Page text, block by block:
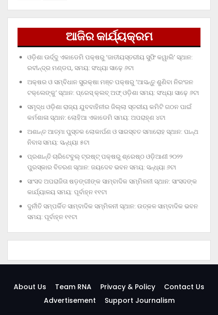
ଆଜିର କାର୍ଯ୍ୟକ୍ରମ
ଓଡ଼ିଶା ଊର୍ଦ୍ଦୁ ଏକାଡେମି ପକ୍ଷରୁ ‘ଜାତୀୟସ୍ତରୀୟ ସୁଫି କୱାଲି’ ସ୍ଥାନ:
ରବୀନ୍ଦ୍ର ମଣ୍ଡପ, ସମୟ: ସଂଧ୍ୟା ସାଢ଼େ ୬ଟା
ଅକ୍ଷର ଓ ସମ୍ବିଧାନ ସୁରକ୍ଷା ମଞ୍ଚ ପକ୍ଷରୁ ‘ଆସନ୍ତୁ ଶୁଣିବା ନିରଂଜନ
ଟକ୍‌ଲେଙ୍କୁ’ ସ୍ଥାନ: ପ୍ରେସ୍‌ କ୍ଲବ୍‌ ଅଫ୍‌ ଓଡ଼ିଶା ସମୟ: ସଂଧ୍ୟା ସାଢ଼େ ୬ଟା
ସମୃଦ୍ଧ ଓଡ଼ିଶା ରାଜ୍ୟ ଯୁବବାହିନୀର ଜିଲ୍ଲା ସ୍ତରୀୟ କମିଟି ଗଠନ ପାଇଁ
କର୍ମଶାଳା ସ୍ଥାନ: ଲୋହିଆ ଏକାଡେମି ସମୟ: ଅପରାହ୍‌ଣ ୪ଟା
ଅଶାନ୍ତ ଆତ୍ମା ପୁସ୍ତକ ଲୋକାର୍ପଣ ଓ ସାରସ୍ବତ ସମାରୋହ ସ୍ଥାନ: ପାନ୍ଥ
ନିବାସ ସମୟ: ସନ୍ଧ୍ୟା ୫ଟା
ପ୍ରଶାନ୍ତି ଚାରିଟେବୁଲ୍‌ ଟ୍ରଷ୍ଟ୍‌ ପକ୍ଷରୁ ଶ୍ରେଷ୍ଠ ଓଡ଼ିଆଣୀ ୨୦୨୨
ପୁରସ୍କାର ବିତରଣ ସ୍ଥାନ: ଜୟଦେବ ଭବନ ସମୟ: ସନ୍ଧ୍ୟା ୬ଟା
ସାଂସଦ ଅପରାଜିତା ଷଡ଼ଙ୍ଗୀଙ୍କ ସାମ୍ବାଦିକ ସମ୍ମିଳନୀ ସ୍ଥାନ: ସାଂସଦଙ୍କ
କାର୍ଯ୍ୟାଳୟ ସମୟ: ପୂର୍ବାହ୍ନ ୧୧ଟା
ଦୁର୍ନୀତି ସମ୍ପର୍କିତ ସାମ୍ବାଦିକ ସମ୍ମିଳନୀ ସ୍ଥାନ: ଉତ୍କଳ ସାମ୍ବାଦିକ ଭବନ
ସମୟ: ପୂର୍ବାହ୍ନ ୧୧ଟା
About Us Team RNA Privacy & Policy
Contact Us
Advertisement
Support Journalism